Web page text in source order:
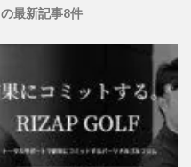
の最新記事8件